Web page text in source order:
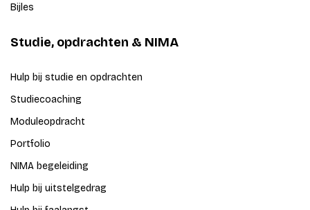
Bijles
Studie, opdrachten & NIMA
Hulp bij studie en opdrachten
Studiecoaching
Moduleopdracht
Portfolio
NIMA begeleiding
Hulp bij uitstelgedrag